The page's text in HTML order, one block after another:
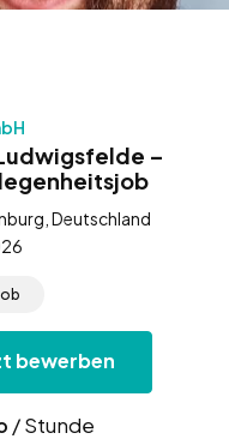
–
Deutschland
bewerben
/ Stunde